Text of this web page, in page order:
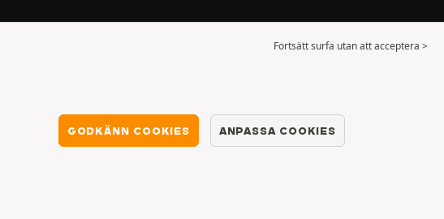
Fortsätt surfa utan att acceptera >
GODKÄNN COOKIES ANPASSA COOKIES